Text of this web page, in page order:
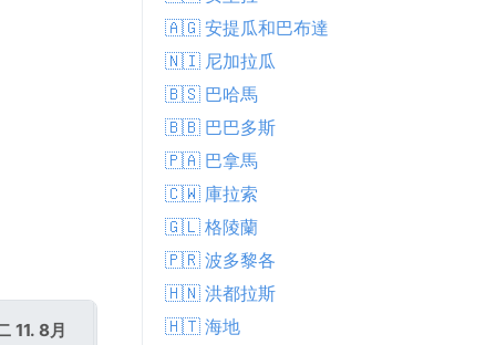
11. 8月 週三 12. 8月
🇦🇬 安提瓜和巴布達
🇳🇮 尼加拉瓜
🇧🇸 巴哈馬
🇧🇧 巴巴多斯
🇵🇦 巴拿馬
🇨🇼 庫拉索
🇬🇱 格陵蘭
🇵🇷 波多黎各
🇭🇳 洪都拉斯
🇭🇹 海地